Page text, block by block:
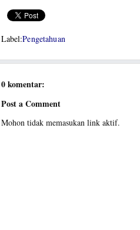
Label:Pengetahuan
0 komentar:
Post a Comment
Mohon tidak memasukan link aktif.